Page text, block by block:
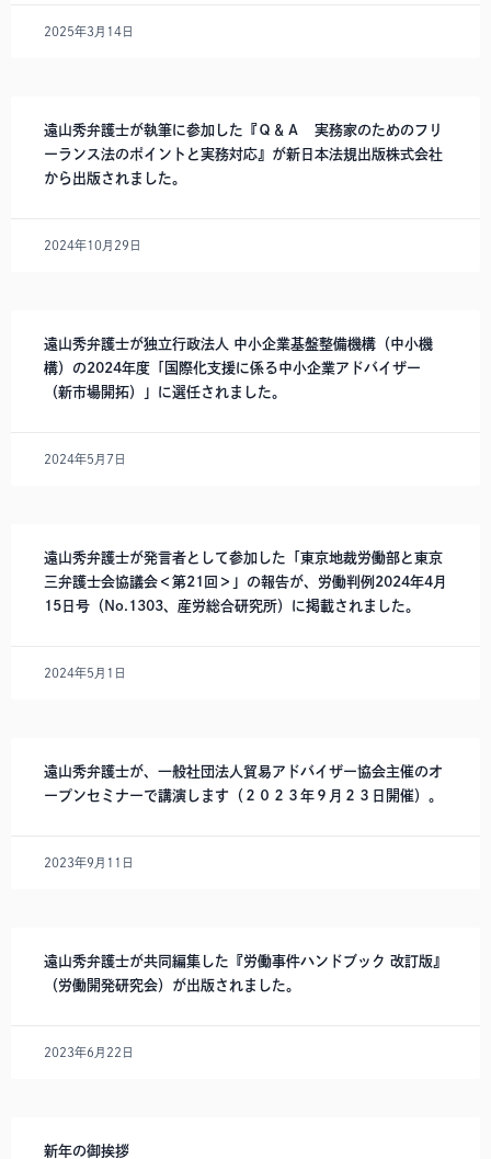
2025年3月14日
遠山秀弁護士が執筆に参加した『Ｑ＆Ａ 実務家のためのフリ
ーランス法のポイントと実務対応』が新日本法規出版株式会社
から出版されました。
2024年10月29日
遠山秀弁護士が独立行政法人 中小企業基盤整備機構（中小機
構）の2024年度「国際化支援に係る中小企業アドバイザー
（新市場開拓）」に選任されました。
2024年5月7日
遠山秀弁護士が発言者として参加した「東京地裁労働部と東京
三弁護士会協議会＜第21回＞」の報告が、労働判例2024年4月
15日号（No.1303、産労総合研究所）に掲載されました。
2024年5月1日
遠山秀弁護士が、一般社団法人貿易アドバイザー協会主催のオ
ープンセミナーで講演します（２０２３年９月２３日開催）。
2023年9月11日
遠山秀弁護士が共同編集した『労働事件ハンドブック 改訂版』
（労働開発研究会）が出版されました。
2023年6月22日
新年の御挨拶